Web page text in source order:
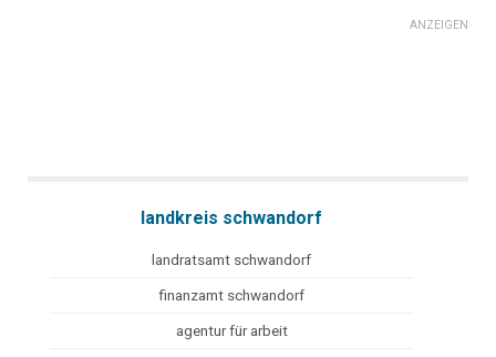
ANZEIGEN
landkreis schwandorf
landratsamt schwandorf
finanzamt schwandorf
agentur für arbeit